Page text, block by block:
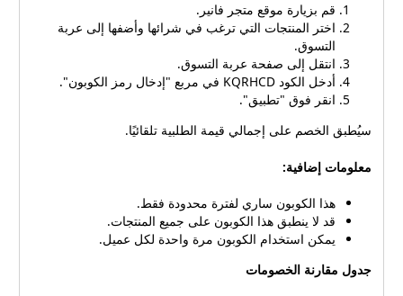
صبغات الشعر، محفزات نمو
الشعر، الشعر الكيرلي،
مجموعة العناية بالشعر، مباخر
الشعر وأجهزة الشعر. العناية
بالجسم: لوشن الجسم، مرطب
الجسم، زيوت الجسم، كريم
العضلات، جل الاستحمام،
بودرة جسم، مقشرات الجسم،
مزيل العرق. العناية بالفم:
فرشاة أسنان، معجون أسنان،
عناية الأسنان، الخيط المائي.
العناية باليدين، العناية
بالقدمين، العنايه بالأذن، العناية
بالأظافر، واقي الشمس
قم بزيارة موقع متجر فانير.
اختر المنتجات التي ترغب في شرائها وأضفها إلى عربة
التسوق.
انتقل إلى صفحة عربة التسوق.
أدخل الكود KQRHCD في مربع "إدخال رمز الكوبون".
انقر فوق "تطبيق".
سيُطبق الخصم على إجمالي قيمة الطلبية تلقائيًا.
معلومات إضافية:
هذا الكوبون ساري لفترة محدودة فقط.
قد لا ينطبق هذا الكوبون على جميع المنتجات.
يمكن استخدام الكوبون مرة واحدة لكل عميل.
جدول مقارنة الخصومات